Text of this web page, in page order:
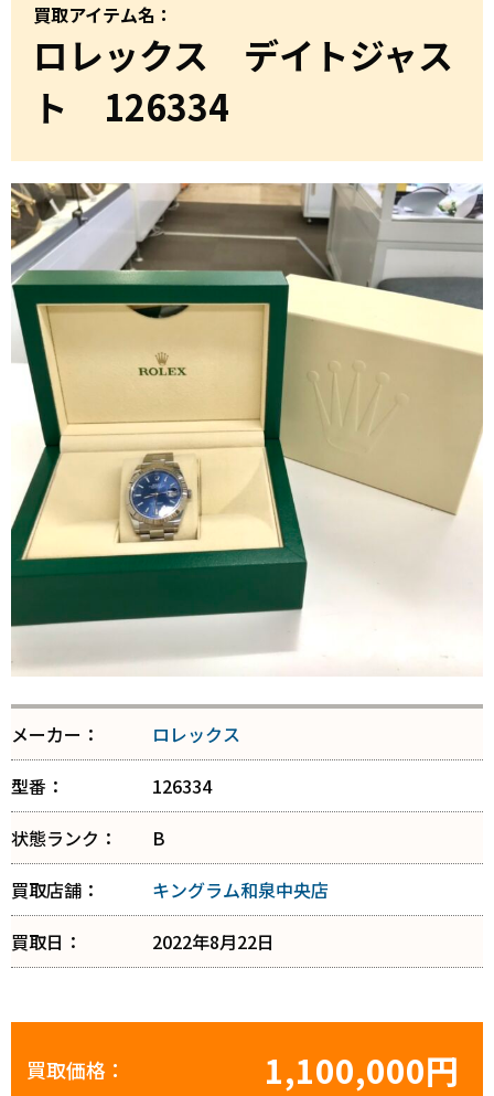
買取アイテム名：
ロレックス デイトジャス
ト 126334
メーカー：
ロレックス
型番：
126334
状態ランク：
B
買取店舗：
キングラム和泉中央店
買取日：
2022年8月22日
買取価格： 1,100,000円